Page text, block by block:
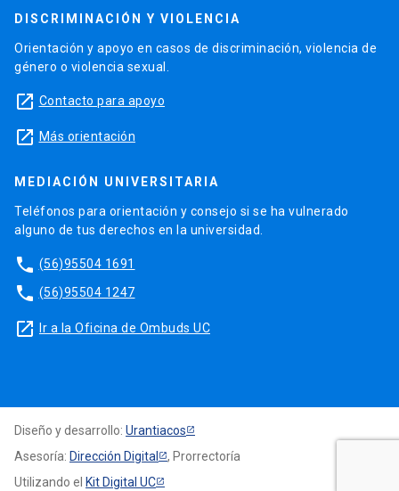
DISCRIMINACIÓN Y VIOLENCIA
Orientación y apoyo en casos de discriminación, violencia de
género o violencia sexual.
launch Contacto para apoyo
launch Más orientación
MEDIACIÓN UNIVERSITARIA
Teléfonos para orientación y consejo si se ha vulnerado
alguno de tus derechos en la universidad.
phone (56)95504 1691
phone (56)95504 1247
launch Ir a la Oficina de Ombuds UC
Diseño y desarrollo: Urantiacos
Asesoría: Dirección Digital
, Prorrectoría
Utilizando el Kit Digital UC